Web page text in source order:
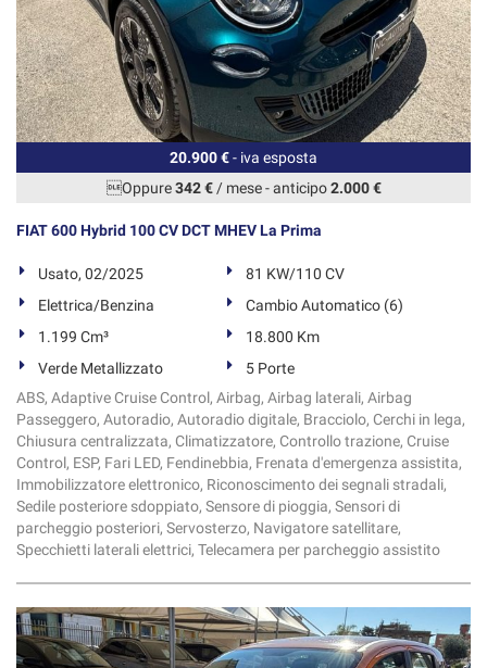
20.900 €- iva esposta
Oppure342 €/ mese-anticipo2.000 €
FIAT 600 Hybrid 100 CV DCT MHEV La Prima
Usato, 02/2025
81 KW/110 CV
Elettrica/Benzina
Cambio Automatico (6)
1.199 Cm³
18.800 Km
Verde Metallizzato
5 Porte
ABS, Adaptive Cruise Control, Airbag, Airbag laterali, Airbag
Passeggero, Autoradio, Autoradio digitale, Bracciolo, Cerchi in lega,
Chiusura centralizzata, Climatizzatore, Controllo trazione, Cruise
Control, ESP, Fari LED, Fendinebbia, Frenata d'emergenza assistita,
Immobilizzatore elettronico, Riconoscimento dei segnali stradali,
Sedile posteriore sdoppiato, Sensore di pioggia, Sensori di
parcheggio posteriori, Servosterzo, Navigatore satellitare,
Specchietti laterali elettrici, Telecamera per parcheggio assistito